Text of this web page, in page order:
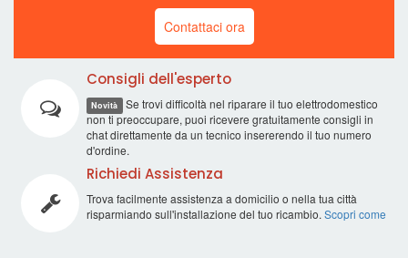
Contattaci ora
Consigli dell'esperto
Novità Se trovi difficoltà nel riparare il tuo elettrodomestico
non ti preoccupare, puoi ricevere gratuitamente consigli in
chat direttamente da un tecnico insererendo il tuo numero
d'ordine.
Richiedi Assistenza
Trova facilmente assistenza a domicilio o nella tua città
risparmiando sull'installazione del tuo ricambio. Scopri come